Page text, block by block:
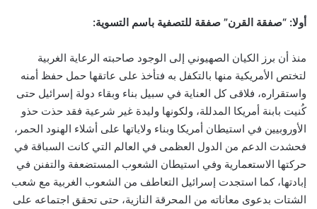
أولا: “صفقة القرن” صفقة للتصفية باسم التسوية:
منذ أن برز الكيان الصهيوني إلى الوجود صاحبته الرعاية الغربية
لتختص الأمريكية منها بالتكفل به فتأخذ على عاتقها حمل حفظ أمنه
واستقراره، فلاقى كل العناية في سبيل بناء وبقاء دولة إسرائيل حتى
كُنيت بابنة أمريكا المدللة، ولكونها وليدة غير شرعية فقد حذت حذو
الأوروبيين في استيطان أمريكا وبناء ولاياتها على أشلاء الهنود الحمر،
فحشدت الدعم من الدول العظمى في العالم التي كانت السباقة في
حركتها الاستعمارية وفي استيطان الشعوب المستضعفة والتفنن في
إبادتها، كما استجدت إسرائيل التعاطف من الشعوب الغربية مع شعب
الشتات بدعوى معاناته من المحرقة النازية، حتى تحقق اجتماعه على